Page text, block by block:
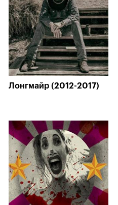
Лонгмайр (2012-2017)